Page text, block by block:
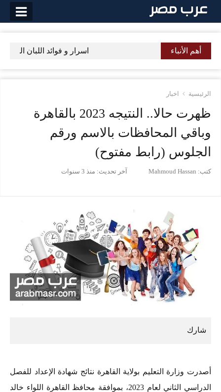
التخطي
أهم الأنباء اسرار و فوائد اللبان الدكر
الرئيسية اخبار
ظهرت حالا.. النتيجه 2023 بالقاهرة
وباقي المحافظات بالاسم ورقم
الجلوس (رابط مفتوح)
كتب: Mahmoud Hassan آخر تحديث: منذ 3 سنوات
أصدرت وزارة التعليم بولاية القاهرة نتائج شهادة الإعداد للفصل
الدراسي الثاني لعام 2023، بموافقة محافظ القاهرة اللواء خالد